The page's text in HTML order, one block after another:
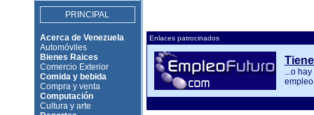
PRINCIPAL
Acerca de Venezuela
Automóviles
Bienes Raices
Comercio Exterior
Comida y bebida
Compra y venta
Computación
Cultura y arte
Enlaces patrocinados
...o